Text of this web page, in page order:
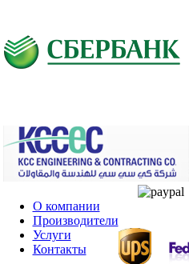
О компании
Производители
Услуги
Контакты